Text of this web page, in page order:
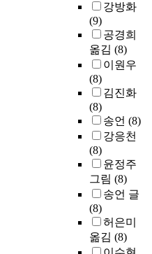
강방화
(9)
공경희
옮김 (8)
이원우
(8)
김진화
(8)
송언 (8)
강응천
(8)
윤정주
그림 (8)
송언 글
(8)
허은미
옮김 (8)